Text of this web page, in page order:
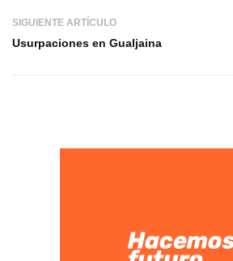
SIGUIENTE ARTÍCULO
Usurpaciones en Gualjaina